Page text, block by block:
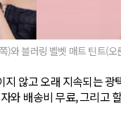
)와 블러링 벨벳 매트 틴트(오
지 않고 오래 지속되는
와 배송비 무료, 그리고